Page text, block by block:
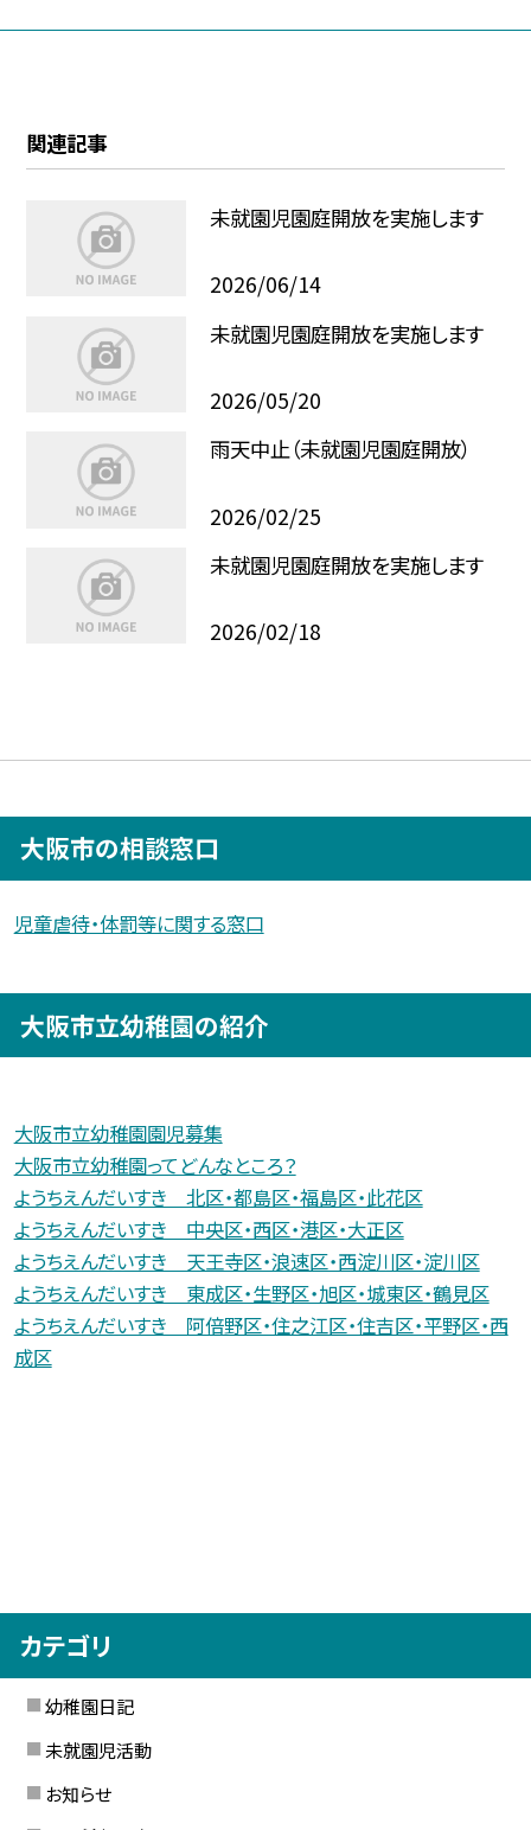
関連記事
未就園児園庭開放を実施します
2026/06/14
未就園児園庭開放を実施します
2026/05/20
雨天中止（未就園児園庭開放）
2026/02/25
未就園児園庭開放を実施します
2026/02/18
大阪市の相談窓口
児童虐待・体罰等に関する窓口
大阪市立幼稚園の紹介
大阪市立幼稚園園児募集
大阪市立幼稚園ってどんなところ？
ようちえんだいすき 北区・都島区・福島区・此花区
ようちえんだいすき 中央区・西区・港区・大正区
ようちえんだいすき 天王寺区・浪速区・西淀川区・淀川区
ようちえんだいすき 東成区・生野区・旭区・城東区・鶴見区
ようちえんだいすき 阿倍野区・住之江区・住吉区・平野区・西
成区
カテゴリ
幼稚園日記
未就園児活動
お知らせ